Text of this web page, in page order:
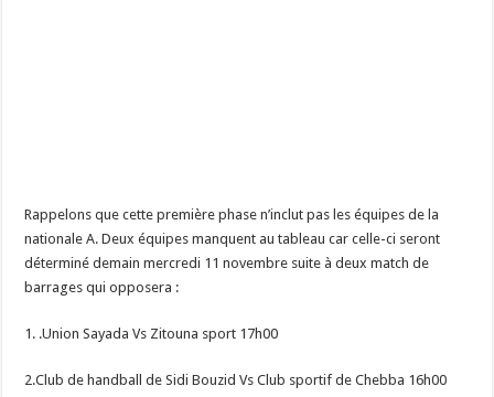
Rappelons que cette première phase n’inclut pas les équipes de la
nationale A. Deux équipes manquent au tableau car celle-ci seront
déterminé demain mercredi 11 novembre suite à deux match de
barrages qui opposera :
1. .Union Sayada Vs Zitouna sport 17h00
2.Club de handball de Sidi Bouzid Vs Club sportif de Chebba 16h00